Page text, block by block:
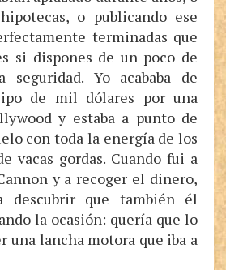
o publicando ese
terminadas que
si dispones de un poco de
Yo acababa de
de mil dólares por una
y estaba a punto de
con toda la energía de los
vacas gordas. Cuando fui a
y a recoger el dinero,
descubrir que también él
la ocasión: quería que lo
una lancha motora que iba a